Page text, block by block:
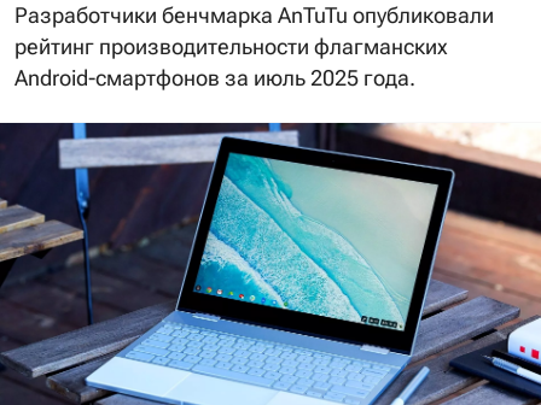
Разработчики бенчмарка AnTuTu опубликовали
рейтинг производительности флагманских
Android-смартфонов за июль 2025 года.